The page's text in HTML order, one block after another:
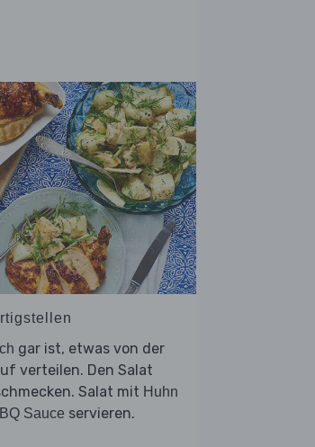
gar ist, etwas von der
verteilen. Den Salat
Salat mit Huhn
Sauce servieren.